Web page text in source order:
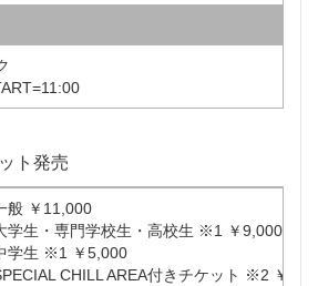
ト発売
般 ￥11,000
学生・専門学校生・高校生 ※1 ￥9,000
学生 ※1 ￥5,000
CHILL AREA付きチケット ※2 ￥